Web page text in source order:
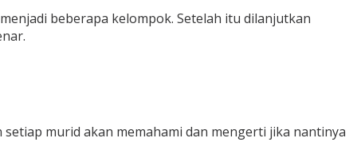
beberapa kelompok. Setelah itu dilanjutkan
murid akan memahami dan mengerti jika nantinya